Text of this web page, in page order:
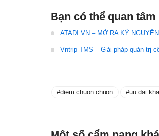
Bạn có thể quan tâm
ATADI.VN – MỞ RA KỶ
Vntrip TMS – Giải pháp quản trị
diem chuon chuon uu dai